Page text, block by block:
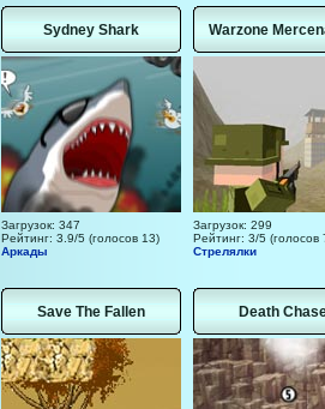
Sydney Shark
Загрузок: 347
Рейтинг: 3.9/5 (голосов 13)
Аркады
Warzone
Загрузок: 299
Рейтинг: 3/5 (голосов
Стрелялки
Save The Fallen Death